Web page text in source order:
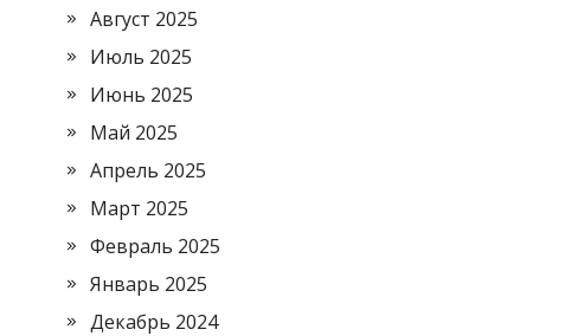
Август 2025
Июль 2025
Июнь 2025
Май 2025
Апрель 2025
Март 2025
Февраль 2025
Январь 2025
Декабрь 2024